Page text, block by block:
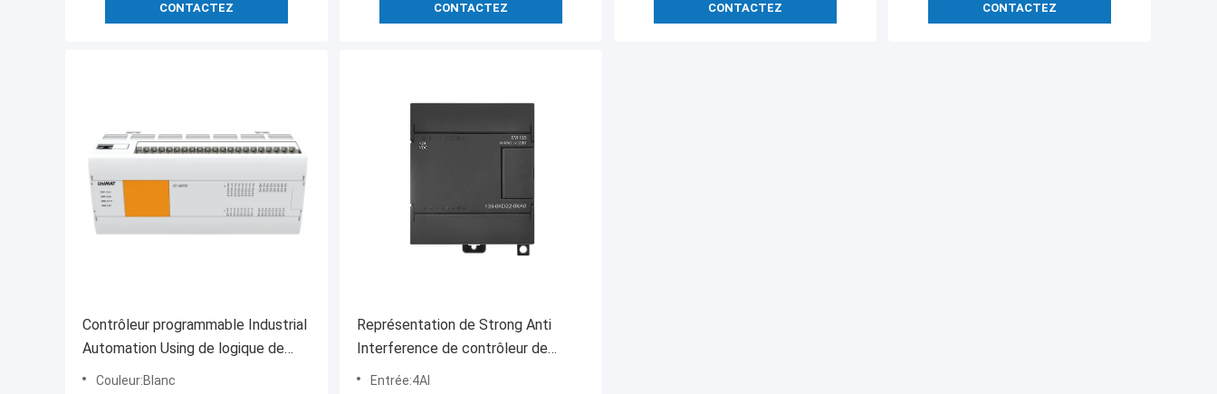
CONTACTEZ CONTACTEZ CONTACTEZ CONTACTEZ
Contrôleur programmable Industrial
Automation Using de logique de
PLC de DC24V
Couleur:Blanc
Représentation de Strong Anti
Interference de contrôleur de
logique de PLC de 4AI 1AO
Entrée:4AI